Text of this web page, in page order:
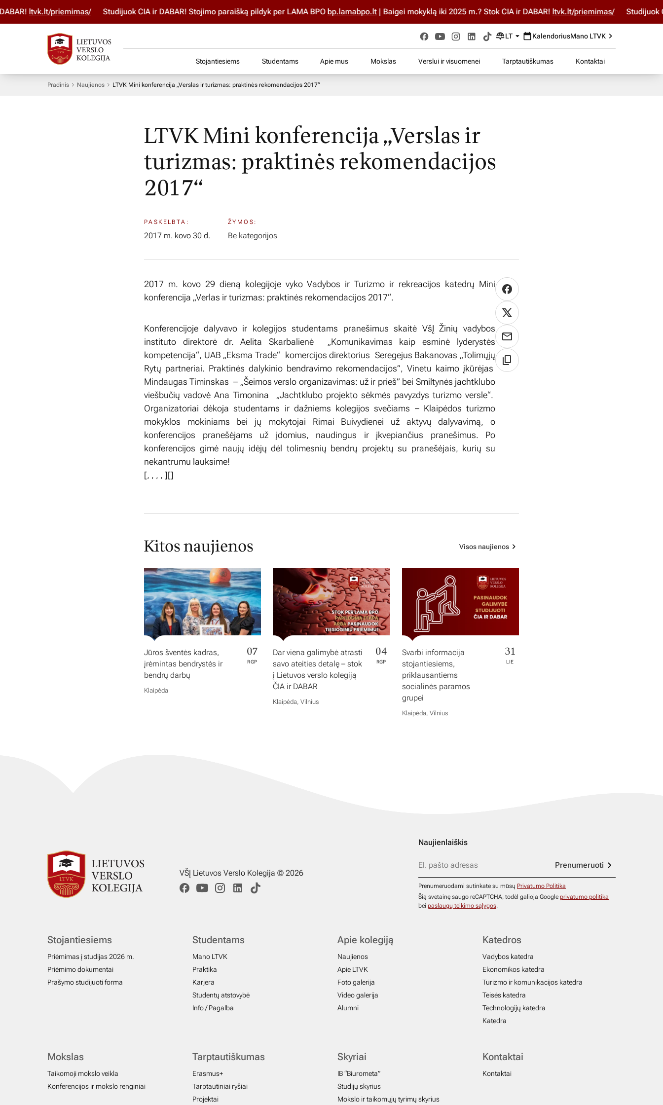
ltvk.lt/priemimas/ Studijuok ČIA ir DABAR! Stojimo paraišką pildyk per LAMA BPObp.lamabpo.lt| Baigei mokyklą iki 2025 m.? Stok ČIA ir DABAR!ltvk.lt/priemimas/ Studijuok ČIA
LT KalendoriusMano LTVK
Stojantiesiems Studentams Apie mus Mokslas Verslui ir visuomenei Tarptautiškumas Kontaktai
Pradinis Naujienos LTVK Mini konferencija „Verslas ir turizmas: praktinės rekomendacijos 2017“
LTVK Mini konferencija „Verslas ir
turizmas: praktinės rekomendacijos
2017“
PASKELBTA:
2017 m. kovo 30 d.
ŽYMOS:
Be kategorijos
2017 m. kovo 29 dieną kolegijoje vyko Vadybos ir Turizmo ir rekreacijos katedrų Mini
konferencija „Verlas ir turizmas: praktinės rekomendacijos 2017“.
Konferencijoje dalyvavo ir kolegijos studentams pranešimus skaitė VšĮ Žinių vadybos
instituto direktorė dr. Aelita Skarbalienė „Komunikavimas kaip esminė lyderystės
kompetencija“, UAB „Eksma Trade“ komercijos direktorius Seregejus Bakanovas „Tolimųjų
Rytų partneriai. Praktinės dalykinio bendravimo rekomendacijos”, Vinetu kaimo įkūrėjas
Mindaugas Timinskas – „Šeimos verslo organizavimas: už ir prieš” bei Smiltynės jachtklubo
viešbučių vadovė Ana Timonina „Jachtklubo projekto sėkmės pavyzdys turizmo versle“.
Organizatoriai dėkoja studentams ir dažniems kolegijos svečiams – Klaipėdos turizmo
mokyklos mokiniams bei jų mokytojai Rimai Buivydienei už aktyvų dalyvavimą, o
konferencijos pranešėjams už įdomius, naudingus ir įkvepiančius pranešimus. Po
konferencijos gimė naujų idėjų dėl tolimesnių bendrų projektų su pranešėjais, kurių su
nekantrumu lauksime!
[, , , , ][]
Kitos naujienos Visos naujienos
Jūros šventės kadras,
įrėmintas bendrystės ir
bendrų darbų
07
RGP
Klaipėda
Dar viena galimybė atrasti
savo ateities detalę – stok
į Lietuvos verslo kolegiją
ČIA ir DABAR
04
RGP
Klaipėda, Vilnius
Svarbi informacija
stojantiesiems,
priklausantiems
socialinės paramos
grupei
31
LIE
Klaipėda, Vilnius
VŠĮ Lietuvos Verslo Kolegija © 2026
Naujienlaiškis
Prenumeruoti
Prenumeruodami sutinkate su mūsų Privatumo Politika
Šią svetainę saugo reCAPTCHA, todėl galioja Google privatumo politika
bei paslaugų teikimo sąlygos.
Stojantiesiems
Priėmimas į studijas 2026 m.
Priėmimo dokumentai
Prašymo studijuoti forma
Studentams
Mano LTVK
Praktika
Karjera
Studentų atstovybė
Info / Pagalba
Apie kolegiją
Naujienos
Apie LTVK
Foto galerija
Video galerija
Alumni
Katedros
Vadybos katedra
Ekonomikos katedra
Turizmo ir komunikacijos katedra
Teisės katedra
Technologijų katedra
Katedra
Mokslas
Taikomoji mokslo veikla
Konferencijos ir mokslo renginiai
Tarptautiškumas
Erasmus+
Tarptautiniai ryšiai
Projektai
Skyriai
IB “Biurometa”
Studijų skyrius
Mokslo ir taikomųjų tyrimų skyrius
Kontaktai
Kontaktai